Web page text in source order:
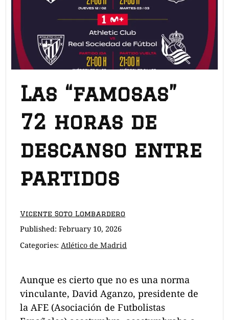
Las “famosas”
72 horas de
descanso entre
partidos
Vicente Soto Lombardero
Published:February 10, 2026
Categories:Atlético de Madrid
Aunque es cierto que no es una norma
vinculante, David Aganzo, presidente de
la AFE (Asociación de Futbolistas